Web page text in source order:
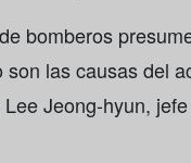
bomberos
las causas del
Jeong-hyun,